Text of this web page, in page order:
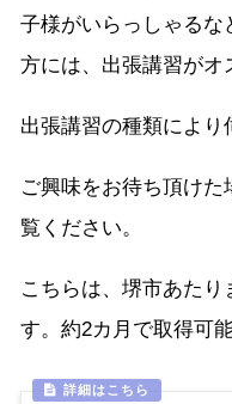
子様がいらっしゃるな
方には、出張講習がオ
出張講習の種類により
ご興味をお待ち頂け
覧ください。
こちらは、堺市あた
す。約2カ月で取得可能